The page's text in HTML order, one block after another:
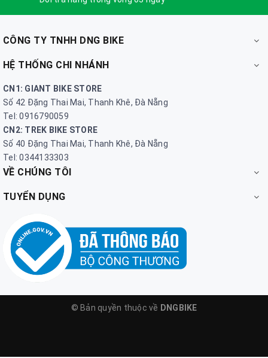
CÔNG TY TNHH DNG BIKE
HỆ THỐNG CHI NHÁNH
CN1: GIANT BIKE STORE
Số 42 Đặng Thai Mai, Thanh Khê, Đà Nẵng
Tel: 0916790059
CN2: TREK BIKE STORE
Số 40 Đặng Thai Mai, Thanh Khê, Đà Nẵng
Tel: 0344133303
VỀ CHÚNG TÔI
TUYỂN DỤNG
© Bản quyền thuộc về DNGBIKE